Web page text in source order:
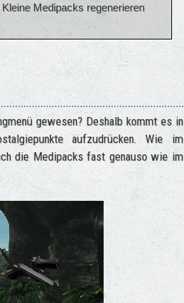
Medipacks regenerieren
gewesen? Deshalb kommt es in
aufzudrücken. Wie im
die Medipacks fast genauso wie im